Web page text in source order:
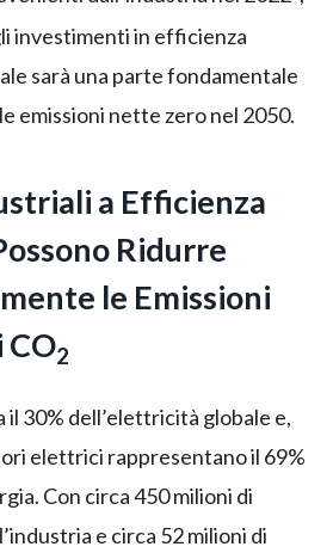
investimenti in efficienza
sarà una parte fondamentale
emissioni nette zero nel 2050.
a Efficienza
Ridurre
le Emissioni
2
il 30% dell’elettricità globale e,
elettrici rappresentano il 69%
Con circa 450 milioni di
e circa 52 milioni di